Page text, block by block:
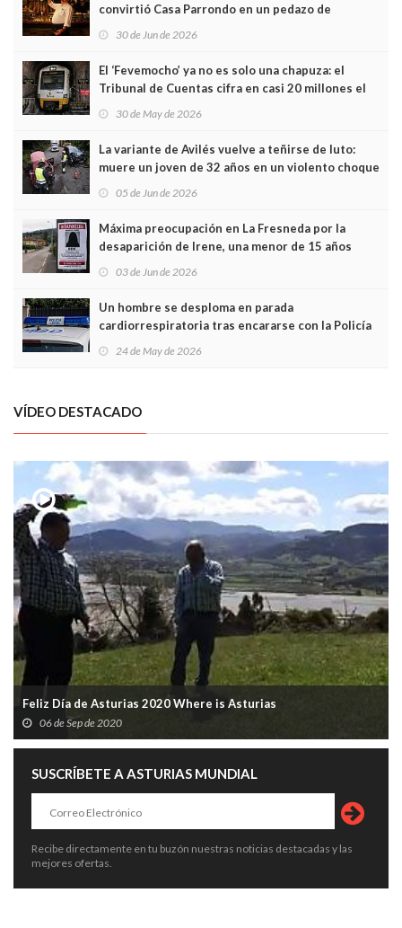
convirtió Casa Parrondo en un pedazo de
Asturias en Madrid
30 de Jun de 2026
El ‘Fevemocho’ ya no es solo una chapuza: el
Tribunal de Cuentas cifra en casi 20 millones el
sobrecoste de los trenes que no cabían por los
30 de May de 2026
La variante de Avilés vuelve a teñirse de luto:
muere un joven de 32 años en un violento choque
frontal
05 de Jun de 2026
Máxima preocupación en La Fresneda por la
desaparición de Irene, una menor de 15 años
03 de Jun de 2026
Un hombre se desploma en parada
cardiorrespiratoria tras encararse con la Policía
Local en Luanco
24 de May de 2026
VÍDEO DESTACADO
Feliz Día de Asturias 2020 Where is Asturias
06 de Sep de 2020
SUSCRÍBETE A ASTURIAS MUNDIAL
Recibe directamente en tu buzón nuestras noticias destacadas y las
mejores ofertas.